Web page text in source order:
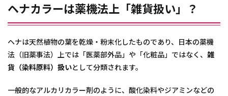
ヘナカラーは薬機法上「雑貨扱い」？
ヘナは天然植物の葉を乾燥・粉末化したものであり、日本の薬機
法（旧薬事法）上では「医薬部外品」や「化粧品」ではなく、 雑
貨（染料原料）扱いとして分類されます。
一般的なアルカリカラー剤のように、酸化染料やジアミンなどの